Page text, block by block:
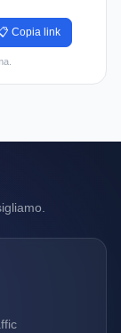
Copia link